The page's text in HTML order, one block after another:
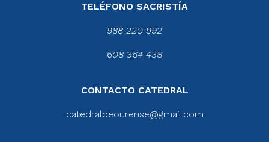
TELÉFONO SACRISTÍA
988 220 992
608 364 438
CONTACTO CATEDRAL
catedraldeourense@gmail.com